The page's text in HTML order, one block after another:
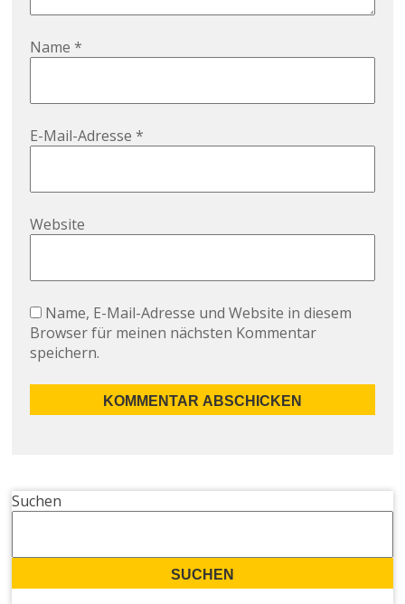
Name*
E-Mail-Adresse*
Website
Name, E-Mail-Adresse und Website in diesem
Browser für meinen nächsten Kommentar
speichern.
Suchen
SUCHEN